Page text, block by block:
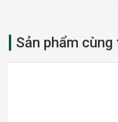
Sản phẩm